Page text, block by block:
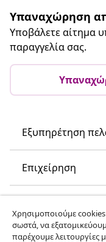
Υπαναχώρηση
Υποβάλετε αίτημα
παραγγελία σας.
Εξυπηρέτηση
Επιχείρηση
Ανακαλύψτε
Χρησιμοποιούμε
σωστά, να
παρέχουμε λειτουργίες